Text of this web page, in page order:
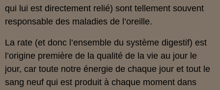
qui lui est directement relié) sont tellement souvent
responsable des maladies de l’oreille.
La rate (et donc l’ensemble du système digestif) est
l’origine première de la qualité de la vie au jour le
jour, car toute notre énergie de chaque jour et tout le
sang neuf qui est produit à chaque moment dans